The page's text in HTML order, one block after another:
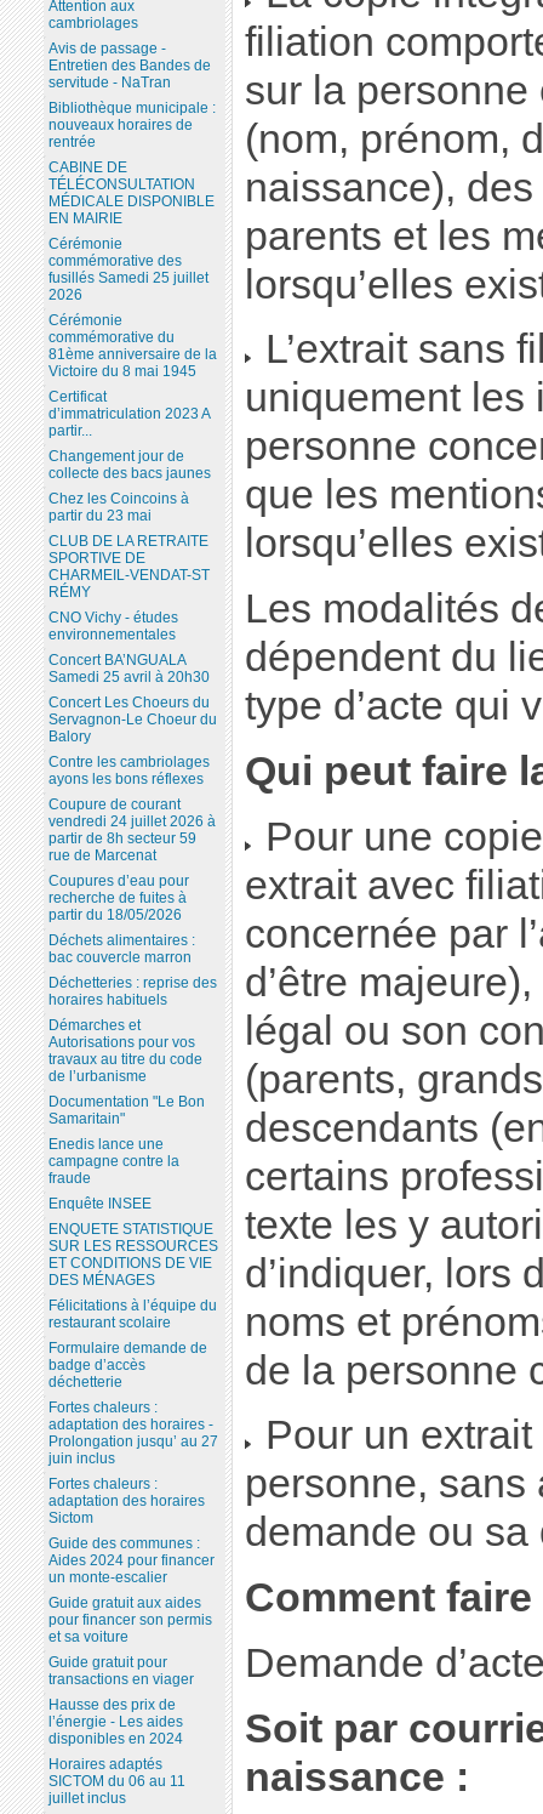
filiation
sur la personne
(nom, prénom,
naissance),
parents et les
lorsqu’elles
L’extrait sans
uniquement les
personne
que les
lorsqu’elles
Les modalités
dépendent du
type d’acte qui
Qui peut faire
Pour une
extrait avec
concernée par
d’être
légal ou son
(parents,
descendants
certains
texte les y
d’indiquer, lors
noms et
de la personne
Pour un
personne, sans
demande ou sa
Comment
Demande
Soit par
naissance :
Attention aux
cambriolages
Avis de passage -
Entretien des Bandes de
servitude - NaTran
Bibliothèque municipale :
nouveaux horaires de
rentrée
CABINE DE
TÉLÉCONSULTATION
MÉDICALE DISPONIBLE
EN MAIRIE
Cérémonie
commémorative des
fusillés Samedi 25 juillet
2026
Cérémonie
commémorative du
81ème anniversaire de la
Victoire du 8 mai 1945
Certificat
d’immatriculation 2023 A
partir...
Changement jour de
collecte des bacs jaunes
Chez les Coincoins à
partir du 23 mai
CLUB DE LA RETRAITE
SPORTIVE DE
CHARMEIL-VENDAT-ST
RÉMY
CNO Vichy - études
environnementales
Concert BA’NGUALA
Samedi 25 avril à 20h30
Concert Les Choeurs du
Servagnon-Le Choeur du
Balory
Contre les cambriolages
ayons les bons réflexes
Coupure de courant
vendredi 24 juillet 2026 à
partir de 8h secteur 59
rue de Marcenat
Coupures d’eau pour
recherche de fuites à
partir du 18/05/2026
Déchets alimentaires :
bac couvercle marron
Déchetteries : reprise des
horaires habituels
Démarches et
Autorisations pour vos
travaux au titre du code
de l’urbanisme
Documentation "Le Bon
Samaritain"
Enedis lance une
campagne contre la
fraude
Enquête INSEE
ENQUETE STATISTIQUE
SUR LES RESSOURCES
ET CONDITIONS DE VIE
DES MÉNAGES
Félicitations à l’équipe du
restaurant scolaire
Formulaire demande de
badge d’accès
déchetterie
Fortes chaleurs :
adaptation des horaires -
Prolongation jusqu’ au 27
juin inclus
Fortes chaleurs :
adaptation des horaires
Sictom
Guide des communes :
Aides 2024 pour financer
un monte-escalier
Guide gratuit aux aides
pour financer son permis
et sa voiture
Guide gratuit pour
transactions en viager
Hausse des prix de
l’énergie - Les aides
disponibles en 2024
Horaires adaptés
SICTOM du 06 au 11
juillet inclus